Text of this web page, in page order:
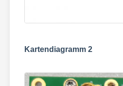
Kartendiagramm 2